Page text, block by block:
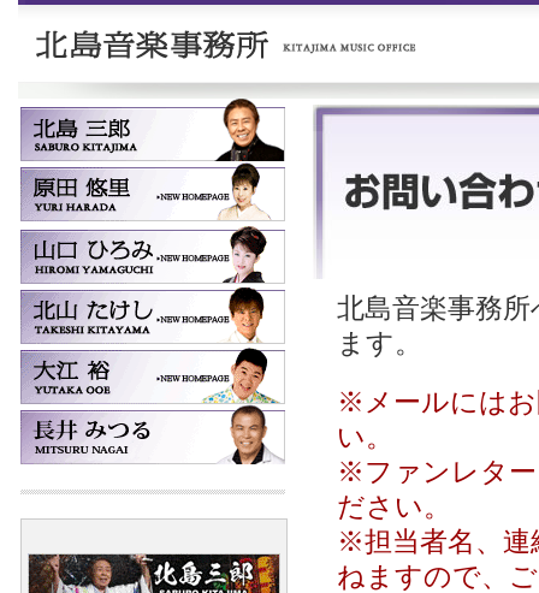
北島音楽事務
ます。
※メールにはお
い。
※ファンレター
ださい。
※担当者名、連
ねますので、